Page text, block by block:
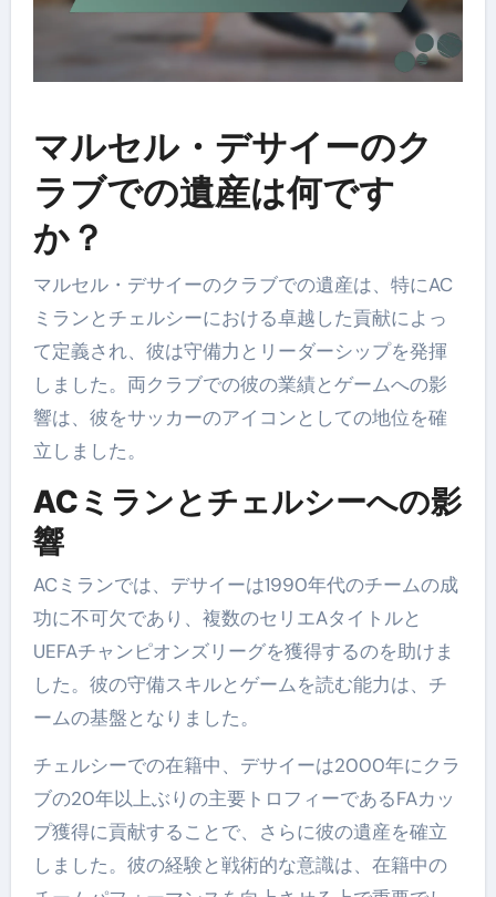
マルセル・デサイーのク
ラブでの遺産は何です
か？
マルセル・デサイーのクラブでの遺産は、特にAC
ミランとチェルシーにおける卓越した貢献によっ
て定義され、彼は守備力とリーダーシップを発揮
しました。両クラブでの彼の業績とゲームへの影
響は、彼をサッカーのアイコンとしての地位を確
立しました。
ACミランとチェルシーへの影
響
ACミランでは、デサイーは1990年代のチームの成
功に不可欠であり、複数のセリエAタイトルと
UEFAチャンピオンズリーグを獲得するのを助けま
した。彼の守備スキルとゲームを読む能力は、チ
ームの基盤となりました。
チェルシーでの在籍中、デサイーは2000年にクラ
ブの20年以上ぶりの主要トロフィーであるFAカッ
プ獲得に貢献することで、さらに彼の遺産を確立
しました。彼の経験と戦術的な意識は、在籍中の